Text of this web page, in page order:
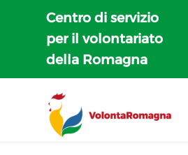
Centro di servizio
per il volontariato
della Romagna